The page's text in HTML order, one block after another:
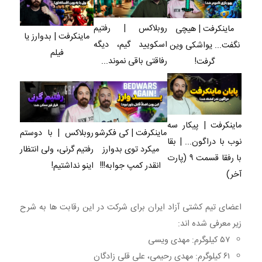
ماینکرفت | هیچی
نگفت... یواشکی وین
گرفت!
روبلاکس | رفتیم
اسکویید گیم، دیگه
رفاقتی باقی نموند...
ماینکرفت | بدوارز یا
فیلم
ماینکرفت | پیکار سه
نوب با دراگون... | بقا
با رفقا قسمت ۹ (پارت
آخر)
ماینکرفت | کی فکرشو
میکرد توی بدوارز
انقدر کمپ جوابه!!!
روبلاکس | با دوستم
رفتیم گرنی، ولی انتظار
اینو نداشتیم!
اعضای تیم کشتی آزاد ایران برای شرکت در این رقابت ها به شرح
زیر معرفی شده اند:
۵۷ کیلوگرم: مهدی ویسی
۶۱ کیلوگرم: مهدی رحیمی، علی قلی زادگان